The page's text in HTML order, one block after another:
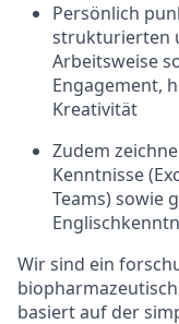
Persönlich
strukturierten
Arbeitsweise
Engagement,
Kreativität
Zudem
Kenntnisse
Teams) sowie
Wir sind ein
basiert auf der